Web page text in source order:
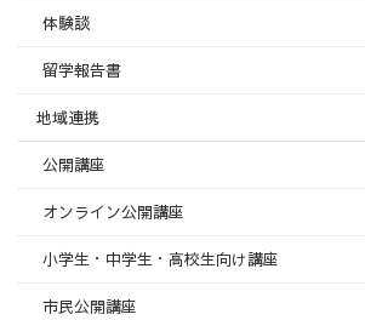
体験談
留学報告書
地域連携
公開講座
オンライン公開講座
小学生・中学生・高校生向け講座
市民公開講座